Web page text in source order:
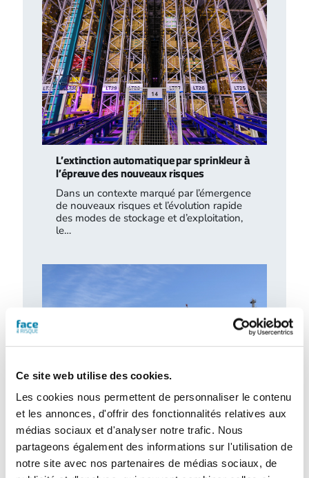
Ce site web utilise des cookies.
Les cookies nous permettent de personnaliser le contenu
et les annonces, d'offrir des fonctionnalités relatives aux
médias sociaux et d'analyser notre trafic. Nous
partageons également des informations sur l'utilisation de
notre site avec nos partenaires de médias sociaux, de
L’extinction automatique par sprinkleur à
l’épreuve des nouveaux risques
Dans un contexte marqué par l’émergence
de nouveaux risques et l’évolution rapide
des modes de stockage et d’exploitation,
le…
Accidentologie industrielle : les
enseignements de l’année 2025
Le Barpi a publié son inventaire des
incidents et accidents technologiques